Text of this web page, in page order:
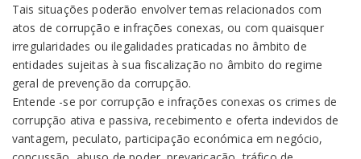
Tais situações poderão envolver temas relacionados com
atos de corrupção e infrações conexas, ou com quaisquer
irregularidades ou ilegalidades praticadas no âmbito de
entidades sujeitas à sua fiscalização no âmbito do regime
geral de prevenção da corrupção.
Entende -se por corrupção e infrações conexas os crimes de
corrupção ativa e passiva, recebimento e oferta indevidos de
vantagem, peculato, participação económica em negócio,